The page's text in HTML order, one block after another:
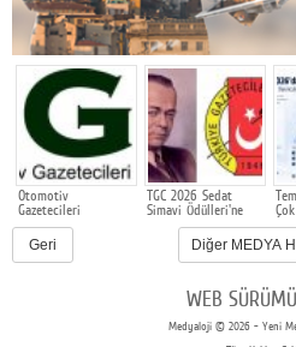
Otomotiv
Gazetecileri
Derneği'nin Dijital
Mecraları Yenilendi
TGC 2026 Sedat
Simavi Ödülleri'ne
başvurular devam
Geri Diğer MEDYA
WEB
Medyaloji © 2026 - Yeni